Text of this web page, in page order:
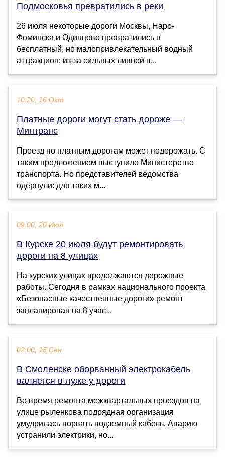
Подмосковья превратились в реки
26 июля некоторые дороги Москвы, Наро-
Фоминска и Одинцово превратились в
бесплатный, но малопривлекательный водный
аттракцион: из-за сильных ливней в...
10:20, 16 Окт
Платные дороги могут стать дороже —
Минтранс
Проезд по платным дорогам может подорожать. С
таким предложением выступило Министерство
транспорта. Но представителей ведомства
одёрнули: для таких м...
09:00, 20 Июл
В Курске 20 июля будут ремонтировать
дороги на 8 улицах
На курских улицах продолжаются дорожные
работы. Сегодня в рамках национального проекта
«Безопасные качественные дороги» ремонт
запланирован на 8 учас...
02:00, 15 Сен
В Смоленске оборванный электрокабель
валяется в луже у дороги
Во время ремонта межквартальных проездов на
улице рыленкова подрядная организация
умудрилась порвать подземный кабель. Аварию
устранили электрики, но...